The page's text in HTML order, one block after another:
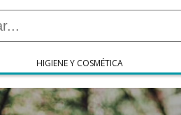
HIGIENE Y COSMÉTICA